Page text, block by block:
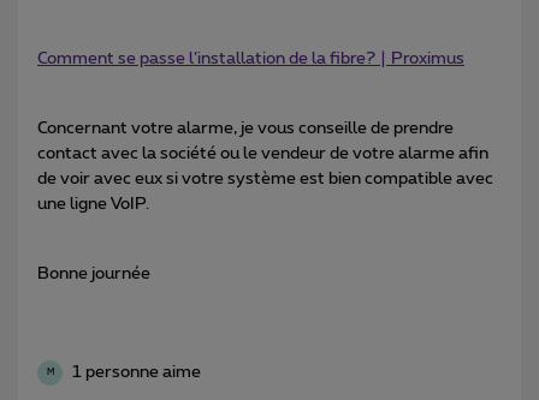
Comment se passe l’installation de la fibre? | Proximus
Concernant votre alarme, je vous conseille de prendre
contact avec la société ou le vendeur de votre alarme afin
de voir avec eux si votre système est bien compatible avec
une ligne VoIP.
Bonne journée
M 1 personne aime